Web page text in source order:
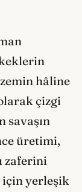
hâline
çizgi
savaşın
üretimi,
zaferini
için yerleşik